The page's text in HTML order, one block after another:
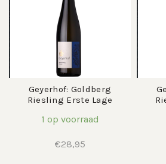
Geyerhof: Goldberg
Riesling Erste Lage
1 op voorraad
€28,95